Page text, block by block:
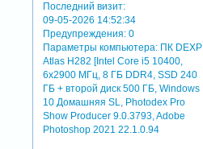
Последний визит:
09-05-2026 14:52:34
Предупреждения: 0
Параметры компьютера: ПК DEXP
Atlas H282 [Intel Core i5 10400,
6x2900 МГц, 8 ГБ DDR4, SSD 240
ГБ + второй диск 500 ГБ, Windows
10 Домашняя SL, Photodex Pro
Show Producer 9.0.3793, Adobe
Photoshop 2021 22.1.0.94